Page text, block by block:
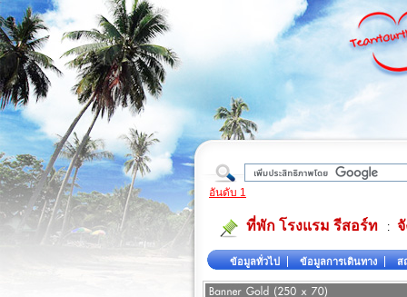
ต้
อันดับ 1
ที่พัก โรงแรม รีสอร์ท :
ข้อมูลทั่วไป ข้อมูลการเดินทาง ส